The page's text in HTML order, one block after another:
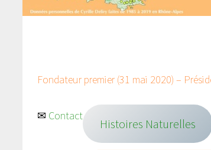
Fondateur premier (31 mai 2020) –
✉ Contact
Histoires Naturelles